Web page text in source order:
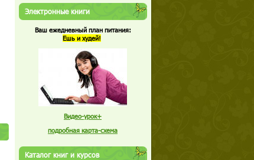
Электронные книги
Ваш ежедневный план питания:
Ешь и худей!
Видео-урок+
подробная карта-схема
Каталог книг и курсов